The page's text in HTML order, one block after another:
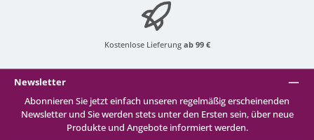
Kostenlose Lieferung ab 99 €
Newsletter
Abonnieren Sie jetzt einfach unseren regelmäßig erscheinenden
Newsletter und Sie werden stets unter den Ersten sein, über neue
Produkte und Angebote informiert werden.